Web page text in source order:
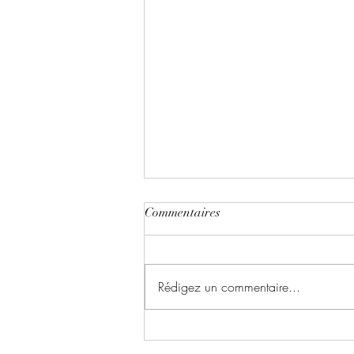
✨ Le Basculement !
Commentaires
Rédigez un commentaire...